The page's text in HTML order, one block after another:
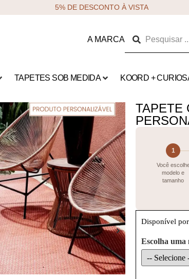
5% DE DESCONTO À VISTA
A MARCA
TAPETES SOB MEDIDA KOORD +
TAPETE
1
Você
modelo e
tamanho
Disponível
Escolha